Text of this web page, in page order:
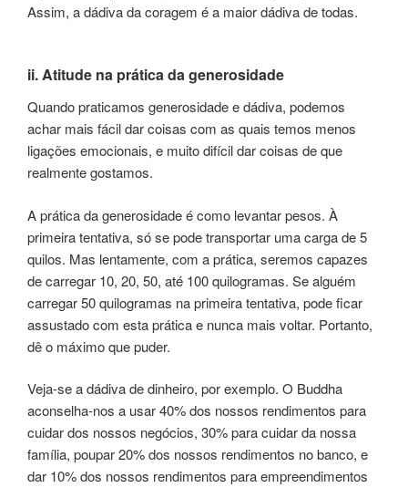
Assim, a dádiva da coragem é a maior dádiva de todas.
ii. Atitude na prática da generosidade
Quando praticamos generosidade e dádiva, podemos
achar mais fácil dar coisas com as quais temos menos
ligações emocionais, e muito difícil dar coisas de que
realmente gostamos.
A prática da generosidade é como levantar pesos. À
primeira tentativa, só se pode transportar uma carga de 5
quilos. Mas lentamente, com a prática, seremos capazes
de carregar 10, 20, 50, até 100 quilogramas. Se alguém
carregar 50 quilogramas na primeira tentativa, pode ficar
assustado com esta prática e nunca mais voltar. Portanto,
dê o máximo que puder.
Veja-se a dádiva de dinheiro, por exemplo. O Buddha
aconselha-nos a usar 40% dos nossos rendimentos para
cuidar dos nossos negócios, 30% para cuidar da nossa
família, poupar 20% dos nossos rendimentos no banco, e
dar 10% dos nossos rendimentos para empreendimentos